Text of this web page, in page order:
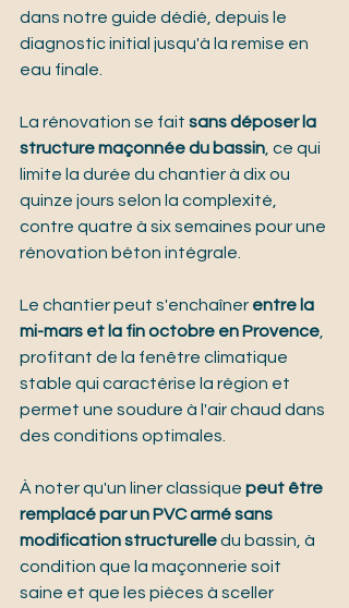
dans notre guide dédié, depuis le
diagnostic initial jusqu'à la remise en
eau finale.
La rénovation se fait sans déposer la
structure maçonnée du bassin, ce qui
limite la durée du chantier à dix ou
quinze jours selon la complexité,
contre quatre à six semaines pour une
rénovation béton intégrale.
Le chantier peut s'enchaîner entre la
mi-mars et la fin octobre en Provence,
profitant de la fenêtre climatique
stable qui caractérise la région et
permet une soudure à l'air chaud dans
des conditions optimales.
À noter qu'un liner classique peut être
remplacé par un PVC armé sans
modification structurelle du bassin, à
condition que la maçonnerie soit
saine et que les pièces à sceller